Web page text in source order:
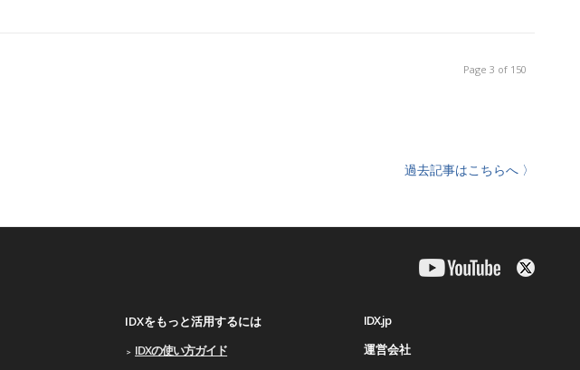
Page 3 of 150
過去記事はこちらへ 〉
IDXをもっと活用するには
IDXの使い⽅ガイド
IDX.jp
運営会社